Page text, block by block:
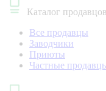
Каталог продавцов
Все продавцы
Заводчики
Приюты
Частные